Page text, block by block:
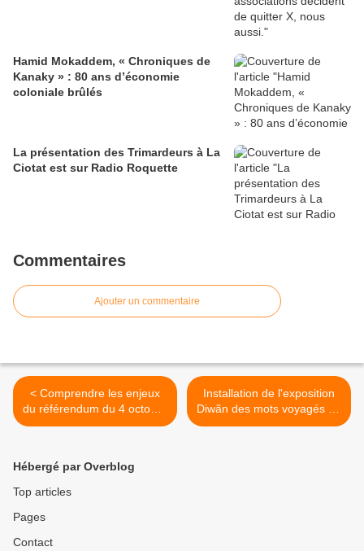
Hamid Mokaddem, « Chroniques de
Kanaky » : 80 ans d’économie
coloniale brûlés
La présentation des Trimardeurs à La
Ciotat est sur Radio Roquette
Commentaires
Ajouter un commentaire
< Comprendre les enjeux
du référendum du 4 octobre
en Nouvelle-Calédonie
Installation de l'exposition
Diwãn des mots voyagés de
Muriel Modr >
Hébergé par Overblog
Top articles
Pages
Contact